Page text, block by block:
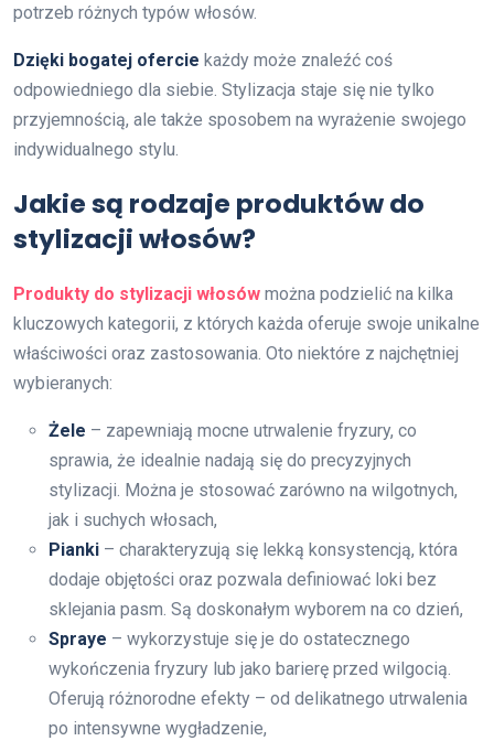
potrzeb różnych typów włosów.
Dzięki bogatej ofercie każdy może znaleźć coś
odpowiedniego dla siebie. Stylizacja staje się nie tylko
przyjemnością, ale także sposobem na wyrażenie swojego
indywidualnego stylu.
Jakie są rodzaje produktów do
stylizacji włosów?
Produkty do stylizacji włosów można podzielić na kilka
kluczowych kategorii, z których każda oferuje swoje unikalne
właściwości oraz zastosowania. Oto niektóre z najchętniej
wybieranych:
Żele – zapewniają mocne utrwalenie fryzury, co
sprawia, że idealnie nadają się do precyzyjnych
stylizacji. Można je stosować zarówno na wilgotnych,
jak i suchych włosach,
Pianki – charakteryzują się lekką konsystencją, która
dodaje objętości oraz pozwala definiować loki bez
sklejania pasm. Są doskonałym wyborem na co dzień,
Spraye – wykorzystuje się je do ostatecznego
wykończenia fryzury lub jako barierę przed wilgocią.
Oferują różnorodne efekty – od delikatnego utrwalenia
po intensywne wygładzenie,